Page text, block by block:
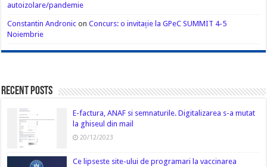
autoizolare/pandemie
Constantin Andronic onConcurs: o invitație la GPeC SUMMIT 4-5
Noiembrie
Recent Posts
E-factura, ANAF si semnaturile. Digitalizarea s-a mutat
la ghiseul din mail
20/12/2023
Ce lipseste site-ului de programari la vaccinarea